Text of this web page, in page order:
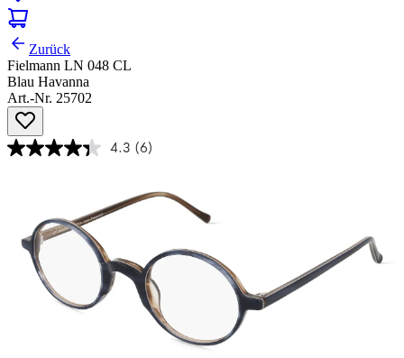
Zurück
Fielmann LN 048 CL
Blau Havanna
Art.-Nr. 25702
4.3 (6)